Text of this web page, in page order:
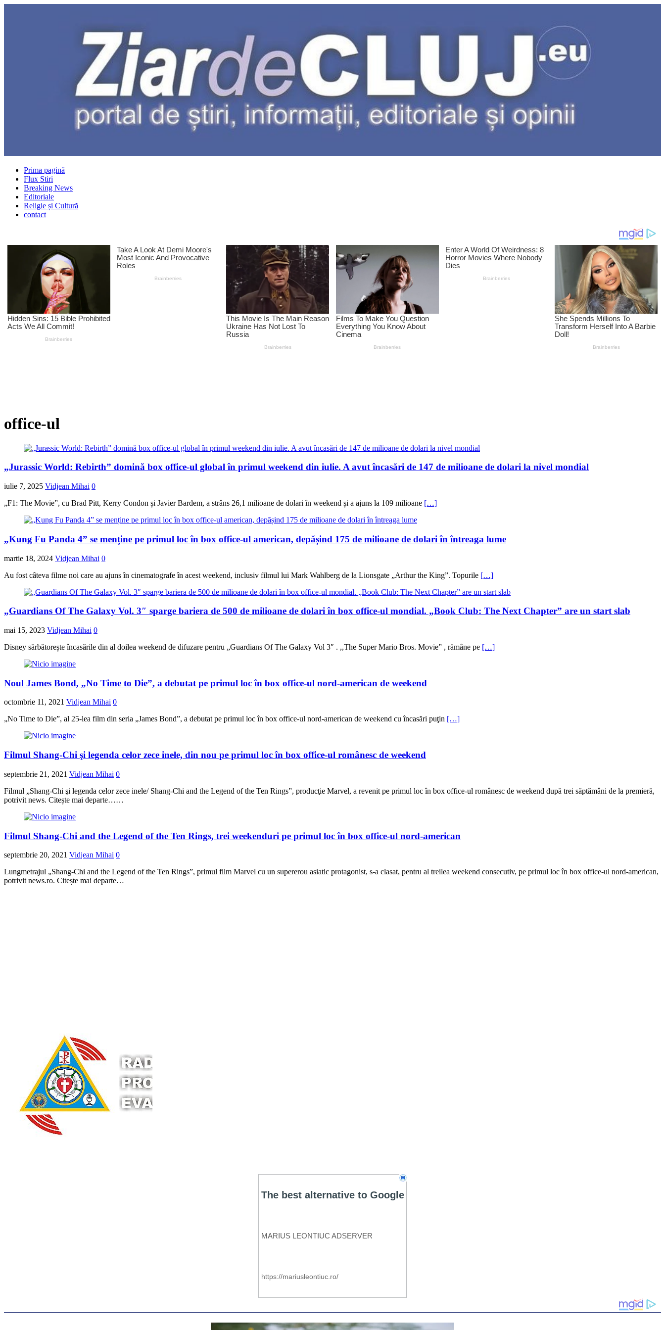
Prima pagină
Flux Stiri
Breaking News
Editoriale
Religie și Cultură
contact
office-ul
„Jurassic World: Rebirth” domină box office-ul global în primul weekend din iulie. A avut încasări de 147 de milioane de dolari la nivel mondial
iulie 7, 2025 Vidjean Mihai 0
„F1: The Movie”, cu Brad Pitt, Kerry Condon și Javier Bardem, a strâns 26,1 milioane de dolari în weekend și a ajuns la 109 milioane […]
„Kung Fu Panda 4” se menține pe primul loc în box office-ul american, depășind 175 de milioane de dolari în întreaga lume
martie 18, 2024 Vidjean Mihai 0
Au fost câteva filme noi care au ajuns în cinematografe în acest weekend, inclusiv filmul lui Mark Wahlberg de la Lionsgate „Arthur the King”. Topurile […]
„Guardians Of The Galaxy Vol. 3″ sparge bariera de 500 de milioane de dolari în box office-ul mondial. „Book Club: The Next Chapter” are un start slab
mai 15, 2023 Vidjean Mihai 0
Disney sărbătorește încasările din al doilea weekend de difuzare pentru „Guardians Of The Galaxy Vol 3″ . ,,The Super Mario Bros. Movie” , rămâne pe […]
Noul James Bond, „No Time to Die”, a debutat pe primul loc în box office-ul nord-american de weekend
octombrie 11, 2021 Vidjean Mihai 0
„No Time to Die”, al 25-lea film din seria „James Bond”, a debutat pe primul loc în box office-ul nord-american de weekend cu încasări puţin […]
Filmul Shang-Chi şi legenda celor zece inele, din nou pe primul loc în box office-ul românesc de weekend
septembrie 21, 2021 Vidjean Mihai 0
Filmul „Shang-Chi şi legenda celor zece inele/ Shang-Chi and the Legend of the Ten Rings”, producţie Marvel, a revenit pe primul loc în box office-ul românesc de weekend după trei săptămâni de la premieră,
potrivit news. Citește mai departe……
Filmul Shang-Chi and the Legend of the Ten Rings, trei weekenduri pe primul loc în box office-ul nord-american
septembrie 20, 2021 Vidjean Mihai 0
Lungmetrajul „Shang-Chi and the Legend of the Ten Rings”, primul film Marvel cu un supererou asiatic protagonist, s-a clasat, pentru al treilea weekend consecutiv, pe primul loc în box office-ul nord-american,
potrivit news.ro. Citește mai departe…